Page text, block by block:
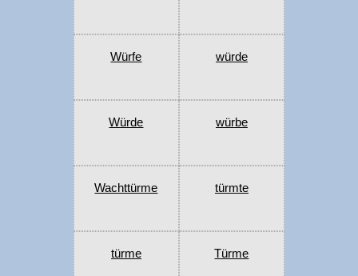
Würfe würde
Würde würbe
Wachttürme türmte
türme Türme